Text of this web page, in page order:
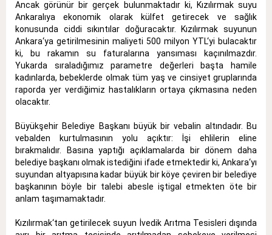
Ancak görünür bir gerçek bulunmaktadır ki, Kızılırmak suyu
Ankaralıya ekonomik olarak külfet getirecek ve sağlık
konusunda ciddi sıkıntılar doğuracaktır. Kızılırmak suyunun
Ankara‘ya getirilmesinin maliyeti 500 milyon YTL‘yi bulacaktır
ki, bu rakamın su faturalarına yansıması kaçınılmazdır.
Yukarda sıraladığımız parametre değerleri başta hamile
kadınlarda, bebeklerde olmak tüm yaş ve cinsiyet gruplarında
raporda yer verdiğimiz hastalıkların ortaya çıkmasına neden
olacaktır.
Büyükşehir Belediye Başkanı büyük bir vebalin altındadır. Bu
vebalden kurtulmasının yolu açıktır: İşi ehlilerin eline
bırakmalıdır. Basına yaptığı açıklamalarda bir dönem daha
belediye başkanı olmak istediğini ifade etmektedir ki, Ankara‘yı
suyundan altyapısına kadar büyük bir köye çeviren bir belediye
başkanının böyle bir talebi abesle iştigal etmekten öte bir
anlam taşımamaktadır.
Kızılırmak‘tan getirilecek suyun İvedik Arıtma Tesisleri dışında